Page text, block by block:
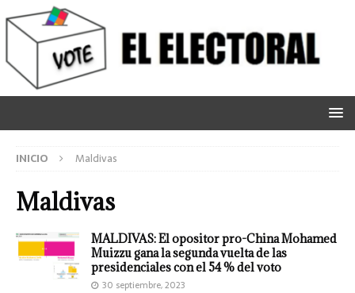
INICIO Maldivas
Maldivas
MALDIVAS: El opositor pro-China Mohamed
Muizzu gana la segunda vuelta de las
presidenciales con el 54 % del voto
30 septiembre, 2023